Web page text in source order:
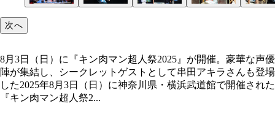
次へ
8月3日（日）に『キン肉マン超人祭2025』が開催。豪華な声優
陣が集結し、シークレットゲストとして串田アキラさんも登場
した2025年8月3日（日）に神奈川県・横浜武道館で開催された
『キン肉マン超人祭2...